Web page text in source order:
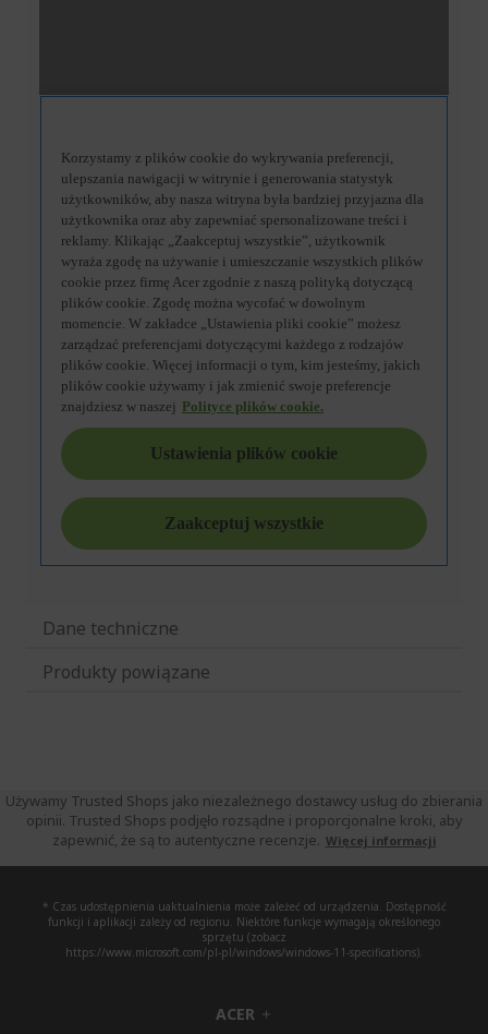
Dane techniczne
Produkty powiązane
Używamy Trusted Shops jako niezależnego dostawcy usług do zbierania
opinii. Trusted Shops podjęło rozsądne i proporcjonalne kroki, aby
zapewnić, że są to autentyczne recenzje. Więcej informacji
* Czas udostępnienia uaktualnienia może zależeć od urządzenia. Dostępność
funkcji i aplikacji zależy od regionu. Niektóre funkcje wymagają określonego
sprzętu (zobacz
https://www.microsoft.com/pl-pl/windows/windows-11-specifications).
ACER h